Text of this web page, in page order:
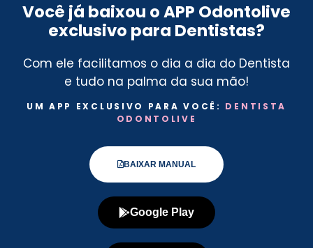
Você já baixou o APP Odontolive
exclusivo para Dentistas?
Com ele facilitamos o dia a dia do Dentista
e tudo na palma da sua mão!
UM APP EXCLUSIVO PARA VOCÊ: DENTISTA
ODONTOLIVE
BAIXAR MANUAL
Google Play